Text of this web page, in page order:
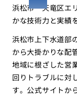
浜松市・天竜区エ
かな技術力と実績
浜松市上下水道部
から大掛かりな配
地域に根ざした営
回りトラブルに対
す。公式サイトか